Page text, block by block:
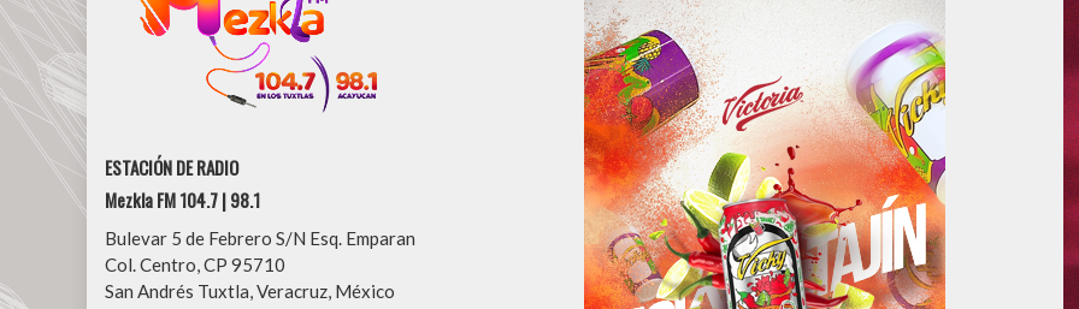
ESTACIÓN DE RADIO
Mezkla FM 104.7 | 98.1
Bulevar 5 de Febrero S/N Esq. Emparan
Col. Centro, CP 95710
San Andrés Tuxtla, Veracruz, México